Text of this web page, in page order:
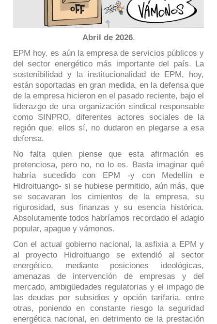
Abril de 2026.
EPM hoy, es aún la empresa de servicios públicos y
del sector energético más importante del país. La
sostenibilidad y la institucionalidad de EPM, hoy,
están soportadas en gran medida, en la defensa que
de la empresa hicieron en el pasado reciente, bajo el
liderazgo de una organización sindical responsable
como SINPRO, diferentes actores sociales de la
región que, ellos sí, no dudaron en plegarse a esa
defensa.
No falta quien piense que esta afirmación es
pretenciosa, pero no, no lo es. Basta imaginar qué
habría sucedido con EPM -y con Medellín e
Hidroituango- si se hubiese permitido, aún más, que
se socavaran los cimientos de la empresa, su
rigurosidad, sus finanzas y su esencia histórica.
Absolutamente todos habríamos recordado el adagio
popular, apague y vámonos.
Con el actual gobierno nacional, la asfixia a EPM y
al proyecto Hidroituango se extendió al sector
energético, mediante posiciones ideológicas,
amenazas de intervención de empresas y del
mercado, ambigüedades regulatorias y el impago de
las deudas por subsidios y opción tarifaria, entre
otras, poniendo en constante riesgo la seguridad
energética nacional, en detrimento de la prestación